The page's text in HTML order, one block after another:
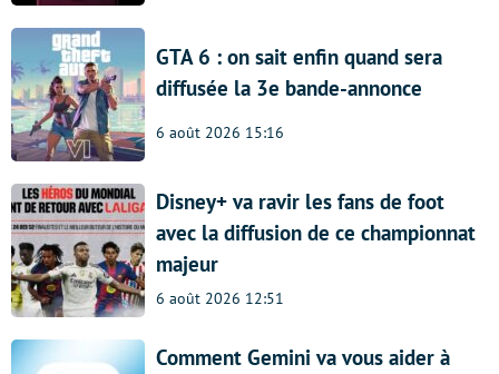
GTA 6 : on sait enfin quand sera
diffusée la 3e bande-annonce
6 août 2026 15:16
Disney+ va ravir les fans de foot
avec la diffusion de ce championnat
majeur
6 août 2026 12:51
Comment Gemini va vous aider à